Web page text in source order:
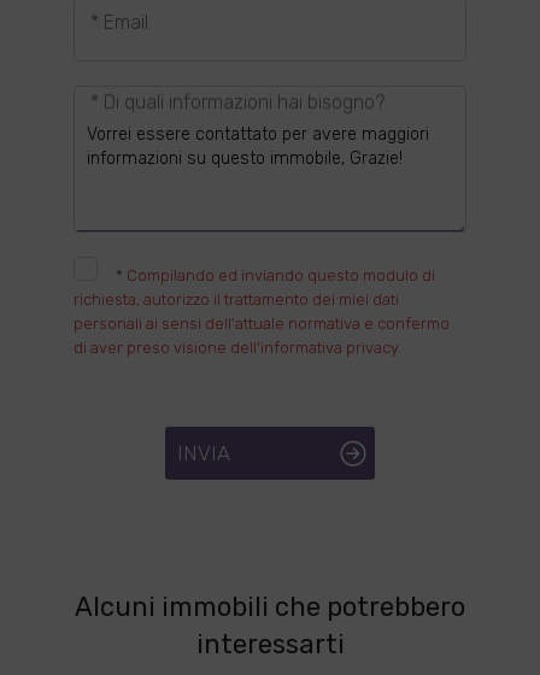
* Email
* Di quali informazioni hai bisogno?
* Compilando ed inviando questo modulo di
richiesta, autorizzo il trattamento dei miei dati
personali ai sensi dell'attuale normativa e confermo
di aver preso visione dell'informativa privacy.
INVIA
Alcuni immobili che potrebbero
interessarti